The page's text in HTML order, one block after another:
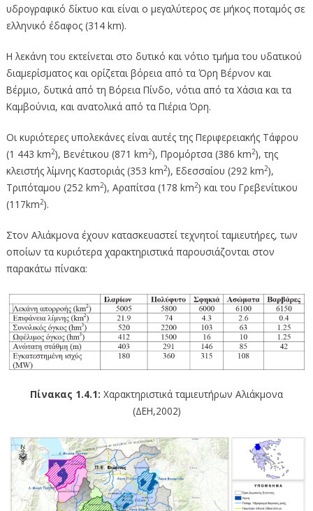
υδρογραφικό δίκτυο και είναι ο μεγαλύτερος σε μήκος ποταμός σε
ελληνικό έδαφος (314 km).
Η λεκάνη του εκτείνεται στο δυτικό και νότιο τμήμα του υδατικού
διαμερίσματος και ορίζεται βόρεια από τα Όρη Βέρνον και
Βέρμιο, δυτικά από τη Βόρεια Πίνδο, νότια από τα Χάσια και τα
Καμβούνια, και ανατολικά από τα Πιέρια Όρη.
Οι κυριότερες υπολεκάνες είναι αυτές της Περιφερειακής Τάφρου
(1 443 km2), Βενέτικου (871 km2), Προμόρτσα (386 km2), της
κλειστής λίμνης Καστοριάς (353 km2), Εδεσσαίου (292 km2),
Τριπόταμου (252 km2), Αραπίτσα (178 km2) και του Γρεβενίτικου
(117km2).
Στον Αλιάκμονα έχουν κατασκευαστεί τεχνητοί ταμιευτήρες, των
οποίων τα κυριότερα χαρακτηριστικά παρουσιάζονται στον
παρακάτω πίνακα:
Πίνακας 1.4.1: Χαρακτηριστικά ταμιευτήρων Αλιάκμονα
(ΔΕΗ,2002)